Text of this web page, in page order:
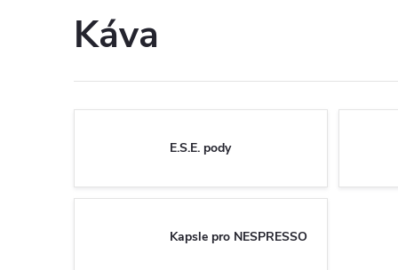
Káva
E.S.E. pody
Kapsle pro NESPRESSO